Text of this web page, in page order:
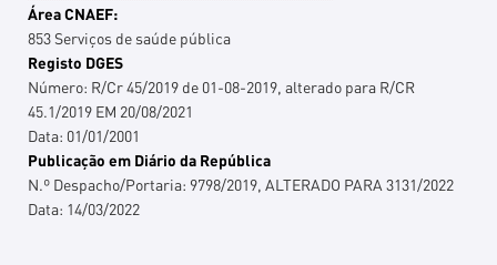
Área CNAEF:
853 Serviços de saúde pública
Registo DGES
Número: R/Cr 45/2019 de 01-08-2019, alterado para R/CR
45.1/2019 EM 20/08/2021
Data: 01/01/2001
Publicação em Diário da República
N.º Despacho/Portaria: 9798/2019, ALTERADO PARA 3131/2022
Data: 14/03/2022